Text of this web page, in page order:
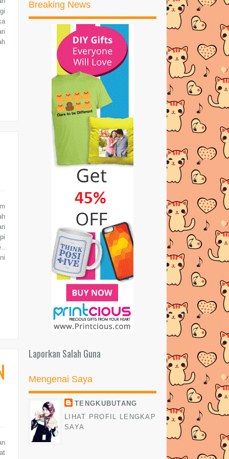
(245)
(269)
(327)
(522)
2013(481)
2012(24)
Breaking News
Laporkan Salah Guna
Mengenai Saya
TENGKUBUTANG
LIHAT PROFIL LENGKAP
SAYA